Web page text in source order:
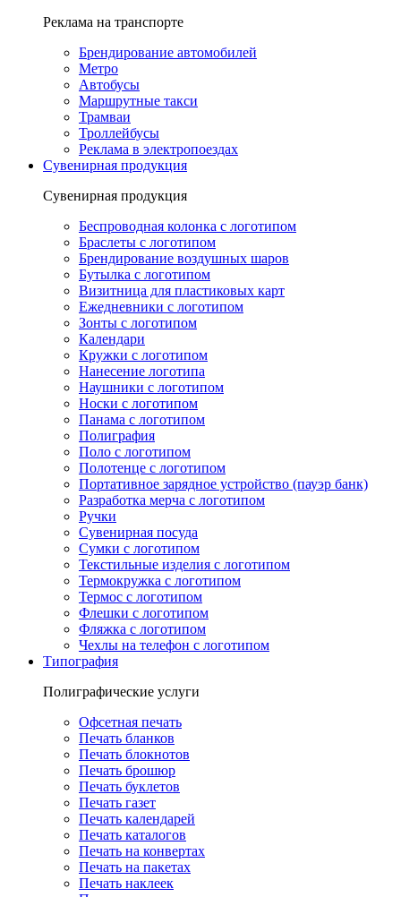
Реклама на транспорте
Брендирование автомобилей
Метро
Автобусы
Маршрутные такси
Трамваи
Троллейбусы
Реклама в электропоездах
Сувенирная продукция
Сувенирная продукция
Беспроводная колонка с логотипом
Браслеты с логотипом
Брендирование воздушных шаров
Бутылка с логотипом
Визитница для пластиковых карт
Ежедневники с логотипом
Зонты с логотипом
Календари
Кружки с логотипом
Нанесение логотипа
Наушники с логотипом
Носки с логотипом
Панама с логотипом
Полиграфия
Поло с логотипом
Полотенце с логотипом
Портативное зарядное устройство (пауэр банк)
Разработка мерча с логотипом
Ручки
Сувенирная посуда
Сумки с логотипом
Текстильные изделия с логотипом
Термокружка с логотипом
Термос с логотипом
Флешки с логотипом
Фляжка с логотипом
Чехлы на телефон с логотипом
Типография
Полиграфические услуги
Офсетная печать
Печать бланков
Печать блокнотов
Печать брошюр
Печать буклетов
Печать газет
Печать календарей
Печать каталогов
Печать на конвертах
Печать на пакетах
Печать наклеек